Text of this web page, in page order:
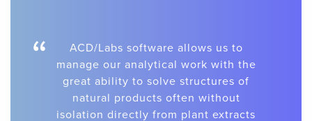
“
ACD/Labs software allows us to
manage our analytical work with the
great ability to solve structures of
natural products often without
isolation directly from plant extracts